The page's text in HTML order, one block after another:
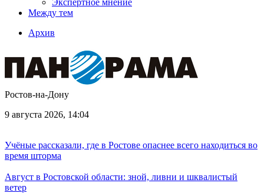
Экспертное мнение
Между тем
Архив
Ростов-на-Дону
9 августа 2026, 14:04
Учёные рассказали, где в Ростове опаснее всего находиться во
время шторма
Август в Ростовской области: зной, ливни и шквалистый
ветер